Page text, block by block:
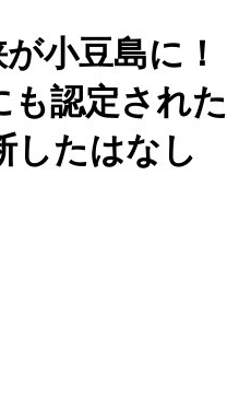
小豆島に！
認定された
したはなし